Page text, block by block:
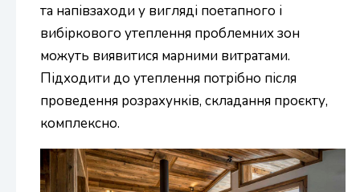
та напівзаходи у вигляді поетапного і
вибіркового утеплення проблемних зон
можуть виявитися марними витратами.
Підходити до утеплення потрібно після
проведення розрахунків, складання проєкту,
комплексно.